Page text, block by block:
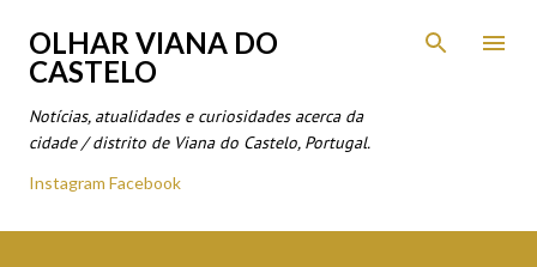
Avançar para o conteúdo principal
OLHAR VIANA DO
CASTELO
Notícias, atualidades e curiosidades acerca da
cidade / distrito de Viana do Castelo, Portugal.
Instagram Facebook